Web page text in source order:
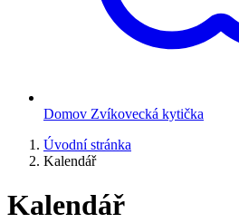
Domov Zvíkovecká kytička
Úvodní stránka
Kalendář
Kalendář